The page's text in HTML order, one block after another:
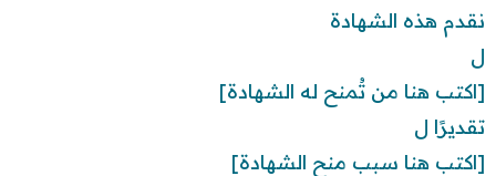
نقدم هذه الشهادة
ل
[اكتب هنا من تُمنح له الشهادة]
تقديرًا ل
[اكتب هنا سبب منح الشهادة]